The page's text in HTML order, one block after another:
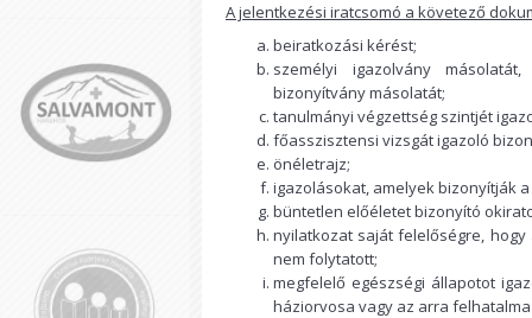
A jelentkezési iratcsomó a követező
beiratkozási kérést;
személyi igazolvány
bizonyítvány másolatát;
tanulmányi végzettség szintjét
főasszisztensi vizsgát igazoló
önéletrajz;
igazolásokat, amelyek bizonyítják
büntetlen előéletet bizonyító
nyilatkozat saját felelőségre,
nem folytatott;
megfelelő egészségi állapotot
háziorvosa vagy az arra